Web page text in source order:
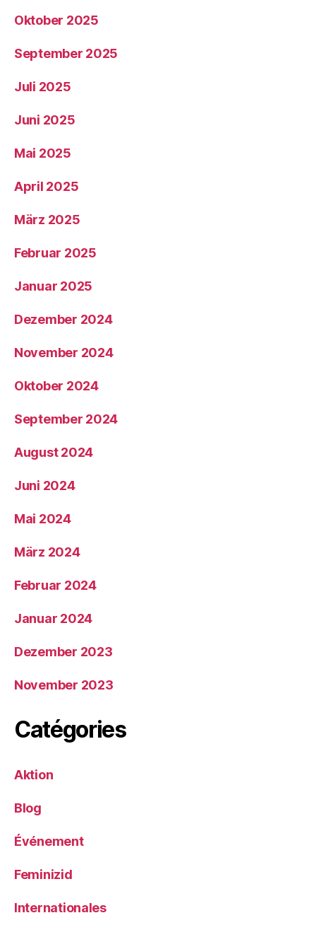
Oktober 2025
September 2025
Juli 2025
Juni 2025
Mai 2025
April 2025
März 2025
Februar 2025
Januar 2025
Dezember 2024
November 2024
Oktober 2024
September 2024
August 2024
Juni 2024
Mai 2024
März 2024
Februar 2024
Januar 2024
Dezember 2023
November 2023
Catégories
Aktion
Blog
Événement
Feminizid
Internationales